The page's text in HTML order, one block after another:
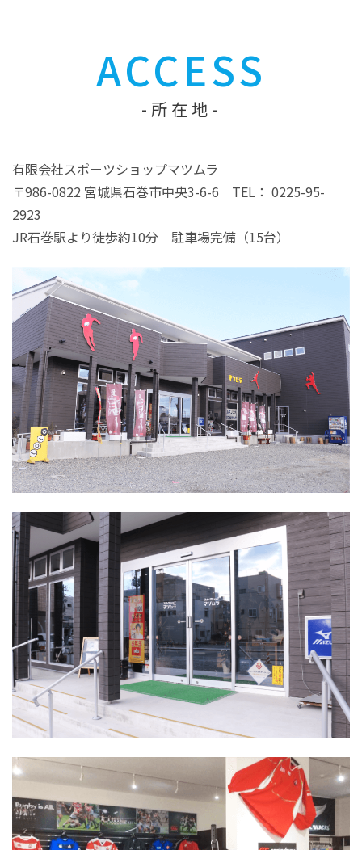
ACCESS
所在地
有限会社スポーツショップマツムラ
〒986-0822 宮城県石巻市中央3-6-6 TEL： 0225-95-
2923
JR石巻駅より徒歩約10分 駐車場完備（15台）